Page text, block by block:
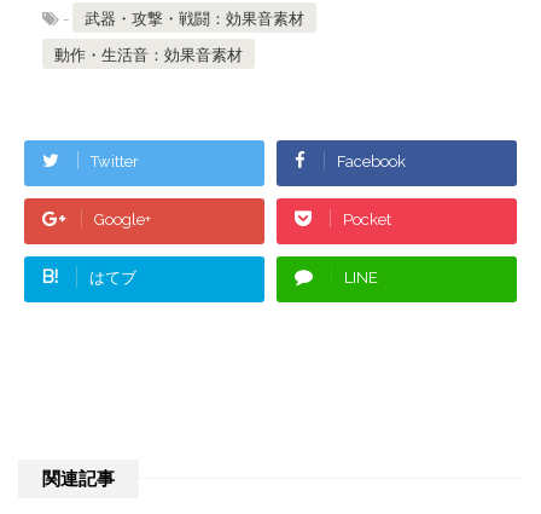
-
武器・攻撃・戦闘：効果音素材
動作・生活音：効果音素材
Twitter Facebook
Google+ Pocket
B! はてブ LINE
関連記事